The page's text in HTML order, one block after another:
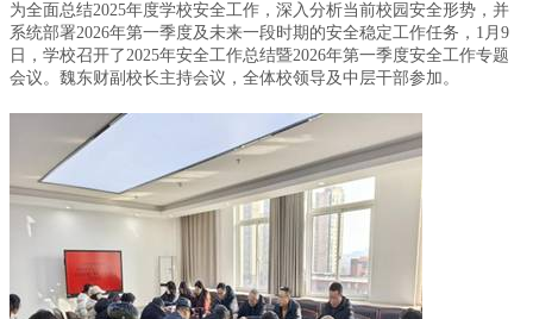
为全面总结2025年度学校安全工作，深入分析当前校园安全形势，并
系统部署2026年第一季度及未来一段时期的安全稳定工作任务，1月9
日，学校召开了2025年安全工作总结暨2026年第一季度安全工作专题
会议。魏东财副校长主持会议，全体校领导及中层干部参加。